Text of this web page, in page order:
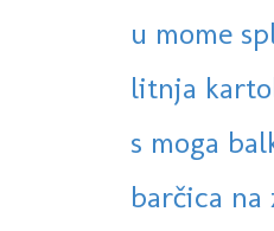
u mome
litnja
s moga
barčica na